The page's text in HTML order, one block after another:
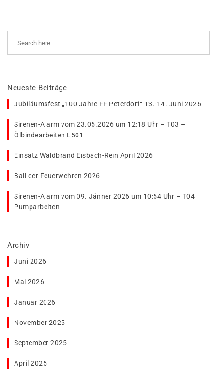
Neueste Beiträge
Jubiläumsfest „100 Jahre FF Peterdorf“ 13.-14. Juni 2026
Sirenen-Alarm vom 23.05.2026 um 12:18 Uhr – T03 –
Ölbindearbeiten L501
Einsatz Waldbrand Eisbach-Rein April 2026
Ball der Feuerwehren 2026
Sirenen-Alarm vom 09. Jänner 2026 um 10:54 Uhr – T04
Pumparbeiten
Archiv
Juni 2026
Mai 2026
Januar 2026
November 2025
September 2025
April 2025